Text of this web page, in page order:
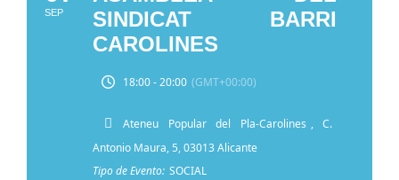
SEP
SINDICAT BARRI
CAROLINES
18:00 - 20:00 (GMT+00:00)
Ateneu Popular del Pla-Carolines , C.
Antonio Maura, 5, 03013 Alicante
Tipo de Evento: SOCIAL